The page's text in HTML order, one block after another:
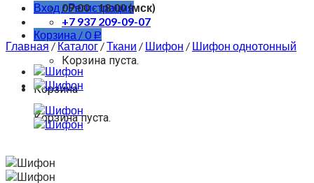
Вход / Регистрация
Корзина /0 Р
Корзина пуста.
Корзина
Корзина пуста.
09:00 - 18:00 (мск)
+7 937 209-09-07
Главная/Каталог/Ткани / Шифон / Шифон однотонный